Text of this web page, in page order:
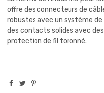
offre des connecteurs de
robustes avec un système
des contacts solides avec
protection de fil toronné.